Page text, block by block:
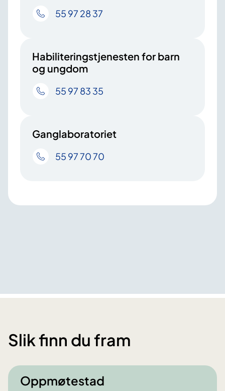
55 97 28 37
Habiliteringstjenesten for barn
og ungdom
55 97 83 35
Ganglaboratoriet
55 97 70 70
Slik finn du fram
Oppmøtestad